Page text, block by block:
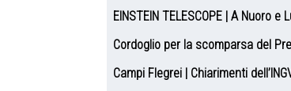
EINSTEIN TELESCOPE | A Nuoro
Cordoglio per la scomparsa del
Campi Flegrei | Chiarimenti